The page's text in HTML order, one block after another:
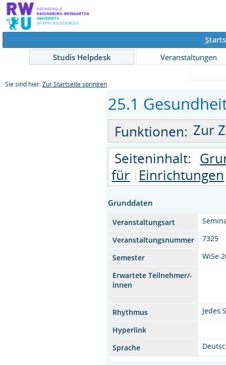
S
Studis Helpdesk
Veranstaltungen
Sie sind hier: Zur Startseite springen
25.1
Funktionen: Zur
Seiteninhalt:
für Einrichtungen
Grunddaten
Veranstaltungsart
Veranstaltungsnummer
7325
Semester
WiSe
Erwartete Teilnehmer/-
innen
Rhythmus
Jedes
Hyperlink
Sprache